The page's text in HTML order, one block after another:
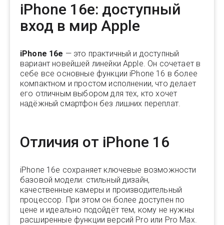
iPhone 16e: доступный
вход в мир Apple
iPhone 16e — это практичный и доступный
вариант новейшей линейки Apple. Он сочетает в
себе все основные функции iPhone 16 в более
компактном и простом исполнении, что делает
его отличным выбором для тех, кто хочет
надёжный смартфон без лишних переплат.
Отличия от iPhone 16
iPhone 16e сохраняет ключевые возможности
базовой модели: стильный дизайн,
качественные камеры и производительный
процессор. При этом он более доступен по
цене и идеально подойдёт тем, кому не нужны
расширенные функции версий Pro или Pro Max.